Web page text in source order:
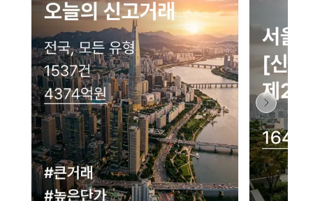
네이버 지도 연결 안내
현재 네이버 지도 연결이 원활하지 않아 지도를 불러올 수 없습니다.
이용에 불편을 드려 죄송합니다.
다시 시도